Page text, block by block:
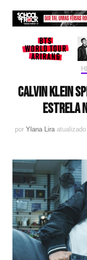
Calvin Klein
estrela
por Ylana Lira